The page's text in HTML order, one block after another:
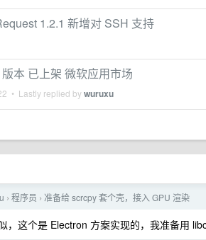
1.2.1 新增对 SSH 支持
本 已上架 微软应用市场
• Lastly replied bywuruxu
› 程序员 › 准备给 scrcpy 套个壳，接入 GPU 渲染
，这个是 Electron 方案实现的，我准备用